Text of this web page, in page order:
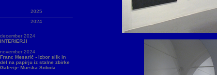
2025
2024
december 2024
INTERIERJI
november 2024
Franc Mesarič - Izbor slik in
del na papirju iz stalne zbirke
Galerije Murska Sobota